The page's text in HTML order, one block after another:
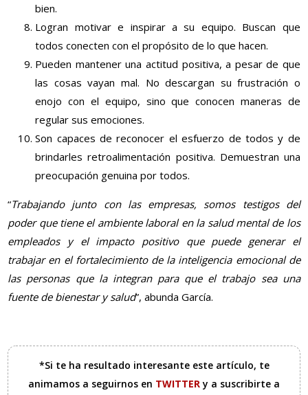
bien.
Logran motivar e inspirar a su equipo. Buscan que
todos conecten con el propósito de lo que hacen.
Pueden mantener una actitud positiva, a pesar de que
las cosas vayan mal. No descargan su frustración o
enojo con el equipo, sino que conocen maneras de
regular sus emociones.
Son capaces de reconocer el esfuerzo de todos y de
brindarles retroalimentación positiva. Demuestran una
preocupación genuina por todos.
“Trabajando junto con las empresas, somos testigos del
poder que tiene el ambiente laboral en la salud mental de los
empleados y el impacto positivo que puede generar el
trabajar en el fortalecimiento de la inteligencia emocional de
las personas que la integran para que el trabajo sea una
fuente de bienestar y salud”, abunda García.
*Si te ha resultado interesante este artículo, te
animamos a seguirnos en TWITTERy a suscribirte a